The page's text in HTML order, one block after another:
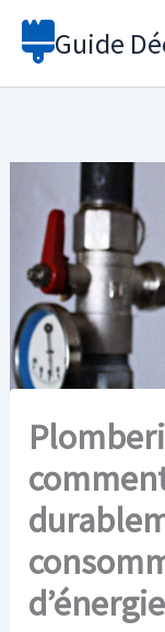
Aller
Guide